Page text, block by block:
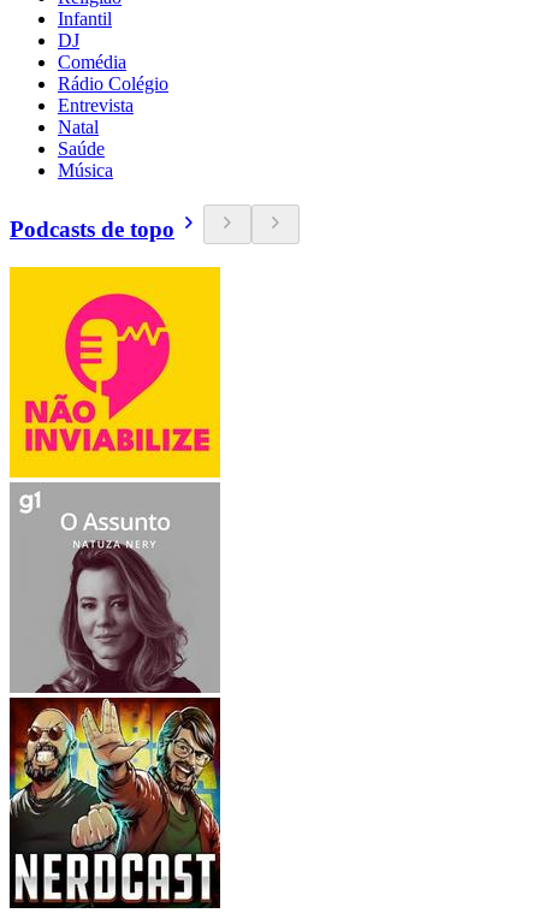
Infantil
DJ
Comédia
Rádio Colégio
Entrevista
Natal
Saúde
Música
Podcasts de topo